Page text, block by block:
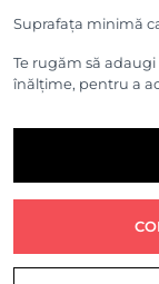
Suprafața minimă
Te rugăm să
înălțime, pentru a